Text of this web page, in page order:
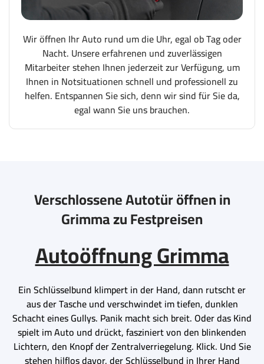
Wir öffnen Ihr Auto rund um die Uhr, egal ob Tag oder
Nacht. Unsere erfahrenen und zuverlässigen
Mitarbeiter stehen Ihnen jederzeit zur Verfügung, um
Ihnen in Notsituationen schnell und professionell zu
helfen. Entspannen Sie sich, denn wir sind für Sie da,
egal wann Sie uns brauchen.
Verschlossene Autotür öffnen in
Grimma zu Festpreisen
Autoöffnung Grimma
Ein Schlüsselbund klimpert in der Hand, dann rutscht er
aus der Tasche und verschwindet im tiefen, dunklen
Schacht eines Gullys. Panik macht sich breit. Oder das Kind
spielt im Auto und drückt, fasziniert von den blinkenden
Lichtern, den Knopf der Zentralverriegelung. Klick. Und Sie
stehen hilflos davor, der Schlüsselbund in Ihrer Hand